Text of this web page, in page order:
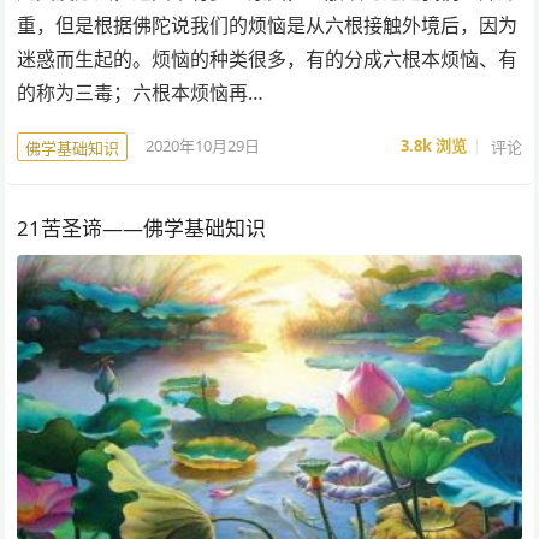
重，但是根据佛陀说我们的烦恼是从六根接触外境后，因为
迷惑而生起的。烦恼的种类很多，有的分成六根本烦恼、有
的称为三毒；六根本烦恼再…
佛学基础知识 2020年10月29日 3.8k浏览 评论
21苦圣谛——佛学基础知识